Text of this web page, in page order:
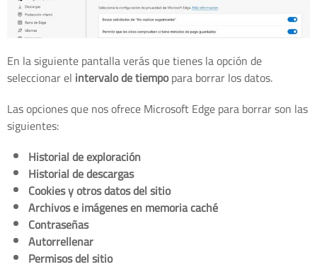
En la siguiente pantalla verás que tienes la opción de
seleccionar el intervalo de tiempopara borrar los datos.
Las opciones que nos ofrece Microsoft Edge para borrar son las
siguientes:
Historial de exploración
Historial de descargas
Cookies y otros datos del sitio
Archivos e imágenes en memoria caché
Contraseñas
Autorrellenar
Permisos del sitio